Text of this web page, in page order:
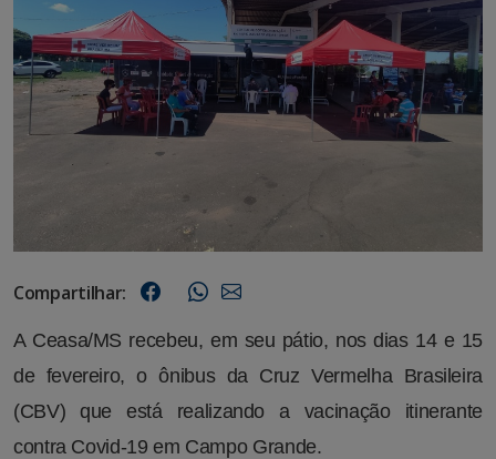
Compartilhar:
A Ceasa/MS recebeu, em seu pátio, nos dias 14 e 15
de fevereiro, o ônibus da Cruz Vermelha Brasileira
(CBV) que está realizando a vacinação itinerante
contra Covid-19 em Campo Grande.